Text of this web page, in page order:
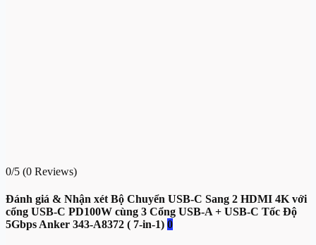
0/5 (0 Reviews)
Đánh giá & Nhận xét Bộ Chuyển USB-C Sang 2 HDMI 4K với
cổng USB-C PD100W cùng 3 Cổng USB-A + USB-C Tốc Độ
5Gbps Anker 343-A8372 ( 7-in-1) 0